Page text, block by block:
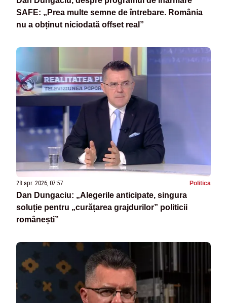
SAFE: „Prea multe semne de întrebare. România
nu a obținut niciodată offset real”
28 apr. 2026, 07:57 Politica
Dan Dungaciu: „Alegerile anticipate, singura
soluție pentru „curățarea grajdurilor” politicii
românești”